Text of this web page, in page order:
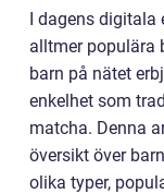
I dagens digitala
alltmer populära
barn på nätet
enkelhet som
matcha. Denna
översikt över
olika typer,